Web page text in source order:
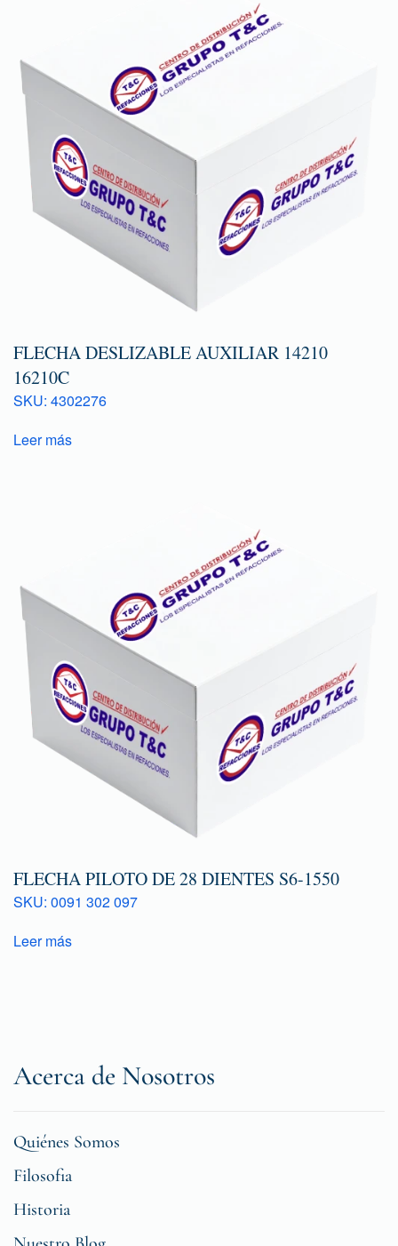
FLECHA DESLIZABLE AUXILIAR 14210
16210C
SKU: 4302276
Leer más
FLECHA PILOTO DE 28 DIENTES S6-1550
SKU: 0091 302 097
Leer más
Acerca de Nosotros
Quiénes Somos
Filosofia
Historia